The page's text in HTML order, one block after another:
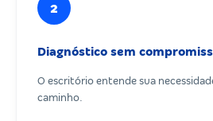
2
Diagnóstico sem
O escritório entende sua
caminho.